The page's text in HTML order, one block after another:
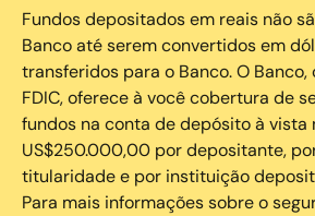
Fundos depositados em reais não
Banco até serem convertidos em
transferidos para o Banco. O
FDIC, oferece à você cobertura de
fundos na conta de depósito à vista
US$250.000,00 por depositante,
titularidade e por instituição
Para mais informações sobre o